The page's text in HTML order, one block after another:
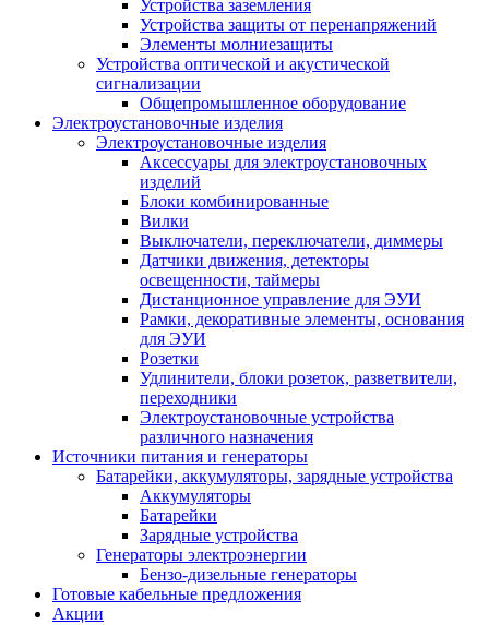
Устройства заземления
Устройства защиты от перенапряжений
Элементы молниезащиты
Устройства оптической и акустической
сигнализации
Общепромышленное оборудование
Электроустановочные изделия
Электроустановочные изделия
Аксессуары для электроустановочных
изделий
Блоки комбинированные
Вилки
Выключатели, переключатели, диммеры
Датчики движения, детекторы
освещенности, таймеры
Дистанционное управление для ЭУИ
Рамки, декоративные элементы, основания
для ЭУИ
Розетки
Удлинители, блоки розеток, разветвители,
переходники
Электроустановочные устройства
различного назначения
Источники питания и генераторы
Батарейки, аккумуляторы, зарядные устройства
Аккумуляторы
Батарейки
Зарядные устройства
Генераторы электроэнергии
Бензо-дизельные генераторы
Готовые кабельные предложения
Акции